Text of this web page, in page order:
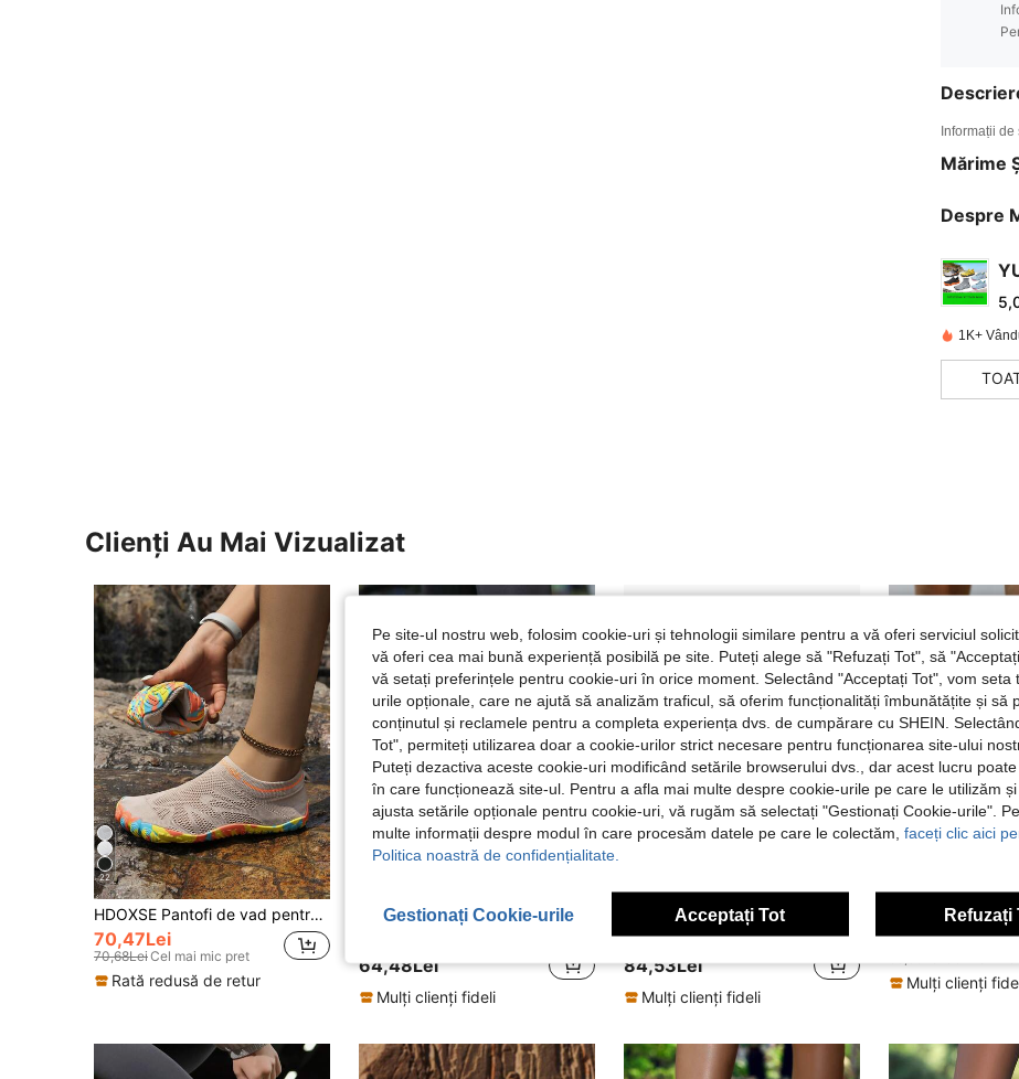
Informații
Mărime
Despre
1K+
Clienți Au Mai Vizualizat
22
HDOXSE Pantofi de vad pentru femei, pantofi de plajă cu uscare rapidă, antiderapanți pentru plimbări pe plajă, înot, pescuit, ușori și respirabili
70,47Lei
70,68LeiCel mai mic pret
Rată redusă de retur
64,48Lei
Mulți clienți fideli
37 Left
84,53Lei
Mulți clienți fideli
ZVB Pantofi de apă pentru cupluri, potriviți pentru iubitorii de picioarele goale, pantofi de plajă pentru
67,96Lei
Mulți clienți
Pe site-ul nostru web, folosim cookie-uri și tehnologii similare pentru a vă oferi serviciul
vă oferi cea mai bună experiență posibilă pe site. Puteți alege să "Refuzați Tot", să
vă setați preferințele pentru cookie-uri în orice moment. Selectând "Acceptați Tot", vom seta
urile opționale, care ne ajută să analizăm traficul, să oferim funcționalități îmbunătățite și să
conținutul și reclamele pentru a completa experiența dvs. de cumpărare cu SHEIN.
Tot", permiteți utilizarea doar a cookie-urilor strict necesare pentru funcționarea site-ului
Puteți dezactiva aceste cookie-uri modificând setările browserului dvs., dar acest lucru
în care funcționează site-ul. Pentru a afla mai multe despre cookie-urile pe care le utilizăm
ajusta setările opționale pentru cookie-uri, vă rugăm să selectați "Gestionați Cookie-urile".
multe informații despre modul în care procesăm datele pe care le colectăm, faceți clic aici
Politica noastră de confidențialitate.
Gestionați Cookie-urile Acceptați Tot Refuzați